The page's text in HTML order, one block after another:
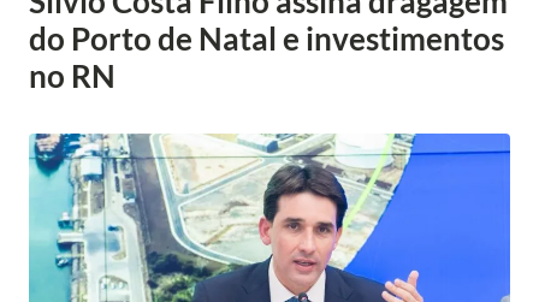
do Porto de Natal e investimentos
no RN